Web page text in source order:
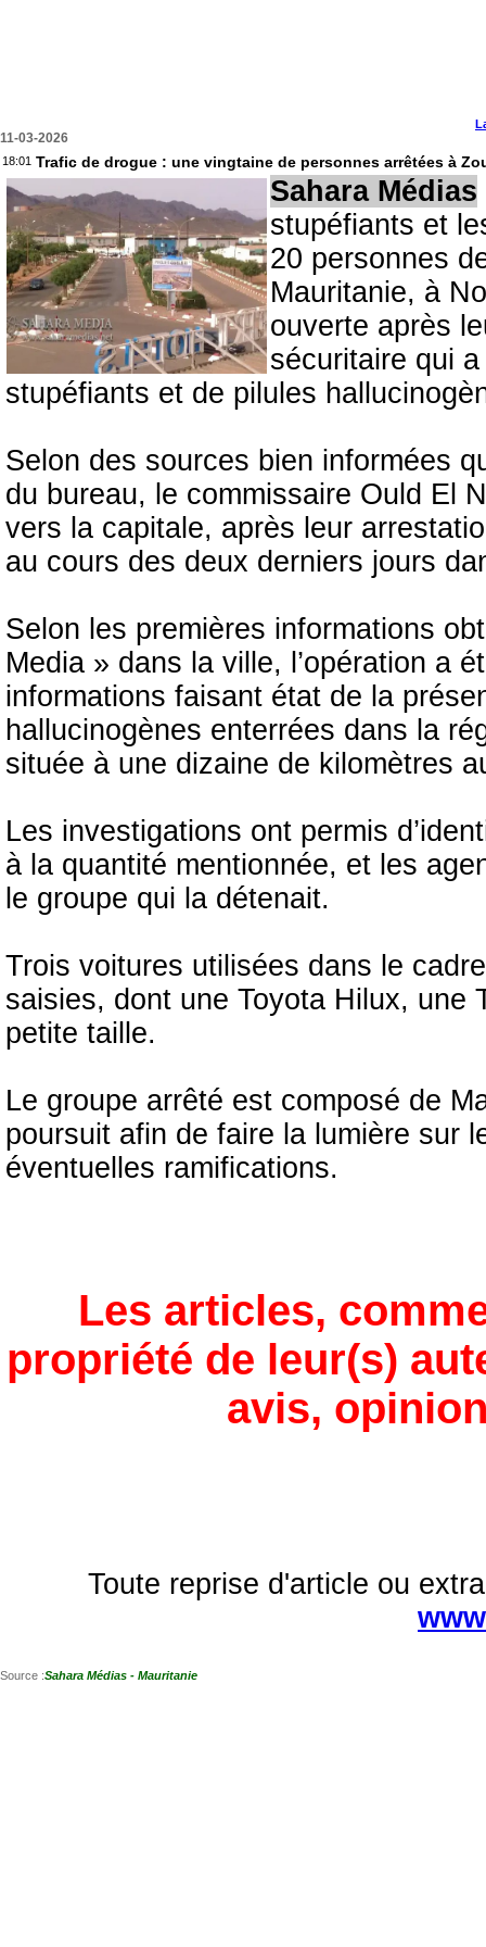
11-03-2026
18:01 Trafic de drogue : une vingtaine de personnes arrêtées à
Sahara Médias
stupéfiants et
20 personnes
Mauritanie, à
ouverte après
sécuritaire qui
stupéfiants et de pilules
Selon des sources bien informées
du bureau, le commissaire Ould El
vers la capitale, après leur
au cours des deux derniers jours
Selon les premières informations
Media » dans la ville, l’opération a
informations faisant état de la
hallucinogènes enterrées dans la
située à une dizaine de kilomètres
Les investigations ont permis
à la quantité mentionnée, et les
le groupe qui la détenait.
Trois voitures utilisées dans le
saisies, dont une Toyota Hilux, une
petite taille.
Le groupe arrêté est composé de
poursuit afin de faire la lumière sur
éventuelles ramifications.
Les articles,
propriété de leur(s)
avis,
Toute reprise d'article ou
Source :Sahara Médias - Mauritanie